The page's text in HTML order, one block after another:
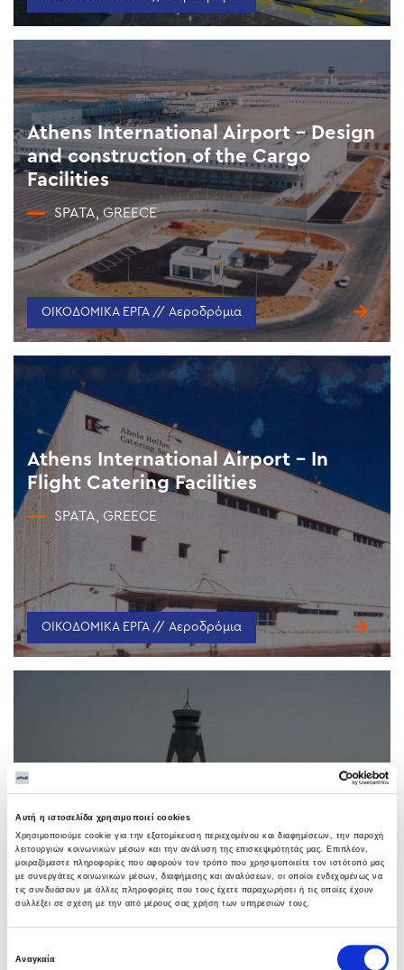
Αυτή η ιστοσελίδα χρησιμοποιεί cookies
Χρησιμοποιούμε cookie για την εξατομίκευση περιεχομένου και διαφημίσεων, την παροχή
λειτουργιών κοινωνικών μέσων και την ανάλυση της επισκεψιμότητάς μας. Επιπλέον,
μοιραζόμαστε πληροφορίες που αφορούν τον τρόπο που χρησιμοποιείτε τον ιστότοπό μας
με συνεργάτες κοινωνικών μέσων, διαφήμισης και αναλύσεων, οι οποίοι ενδεχομένως να
τις συνδυάσουν με άλλες πληροφορίες που τους έχετε παραχωρήσει ή τις οποίες έχουν
συλλέξει σε σχέση με την από μέρους σας χρήση των υπηρεσιών τους.
Αναγκαία
Athens International Airport – Design
and construction of the Cargo
Facilities
SPATA, GREECE
ΟΙΚΟΔΟΜΙΚΑ ΕΡΓΑ // Αεροδρόμια
Athens International Airport – In
Flight Catering Facilities
SPATA, GREECE
ΟΙΚΟΔΟΜΙΚΑ ΕΡΓΑ // Αεροδρόμια
Τεχνική Βάση Emirates
DUBAI